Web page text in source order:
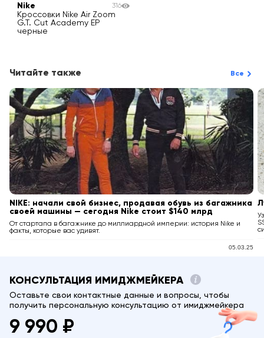
Nike
Кроссовки Nike Air Zoom
G.T. Cut Academy EP
черные
316
Читайте также Все
NIKE: начали свой бизнес, продавая обувь из багажника
своей машины — сегодня Nike стоит $140 млрд
От стартапа в багажнике до миллиардной империи: история Nike и
факты, которые вас удивят.
05.03.25
КОНСУЛЬТАЦИЯ ИМИДЖМЕЙКЕРА
Оставьте свои контактные данные и вопросы, чтобы
получить персональную консультацию от имиджмейкера
9 990 ₽